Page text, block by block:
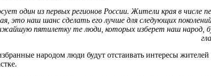
один из первых регионов России. Жители края в
это наш шанс сделать его лучше для следующих
пятилетку те люди, которых изберет наш народ,
народом люди будут отстаивать интересы